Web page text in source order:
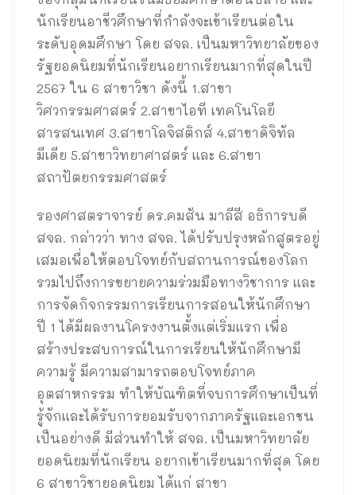
นักเรียนอาชีวศึกษาที่กำลังจะเข้าเรียนต่อใน
ระดับอุดมศึกษา โดย สจล. เป็นมหาวิทยาลัยของ
รัฐยอดนิยมที่นักเรียนอยากเรียนมากที่สุดในปี
2567 ใน 6 สาขาวิชา ดังนี้ 1.สาขา
วิศวกรรมศาสตร์ 2.สาขาไอที เทคโนโลยี
สารสนเทศ 3.สาขาโลจิสติกส์ 4.สาขาดิจิทัล
มีเดีย 5.สาขาวิทยาศาสตร์ และ 6.สาขา
สถาปัตยกรรมศาสตร์
รองศาสตราจารย์ ดร.คมสัน มาลีสี อธิการบดี
สจล. กล่าวว่า ทาง สจล. ได้ปรับปรุงหลักสูตรอยู่
เสมอเพื่อให้ตอบโจทย์กับสถานการณ์ของโลก
รวมไปถึงการขยายความร่วมมือทางวิชาการ และ
การจัดกิจกรรมการเรียนการสอนให้นักศึกษา
ปี 1 ได้มีผลงานโครงงานตั้งแต่เริ่มแรก เพื่อ
สร้างประสบการณ์ในการเรียนให้นักศึกษามี
ความรู้ มีความสามารถตอบโจทย์ภาค
อุตสาหกรรม ทำให้บัณฑิตที่จบการศึกษาเป็นที่
รู้จักและได้รับการยอมรับจากภาครัฐและเอกชน
เป็นอย่างดี มีส่วนทำให้ สจล. เป็นมหาวิทยาลัย
ยอดนิยมที่นักเรียน อยากเข้าเรียนมากที่สุด โดย
6 สาขาวิชายอดนิยม ได้แก่ สาขา